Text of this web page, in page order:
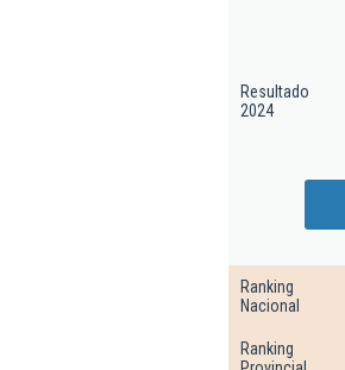
Resultado
2024
Ranking
Nacional
Ranking